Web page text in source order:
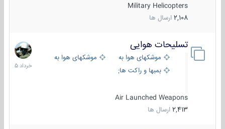
Military Helicopters
2,108 ارسال ها
تسلیحات هوایی
موشکهای هوا به هوا
موشکهای هوا به سطح
بمبها و راکت های هوایی
Air Launched Weapons
2,413 ارسال ها
30
خرداد
1405